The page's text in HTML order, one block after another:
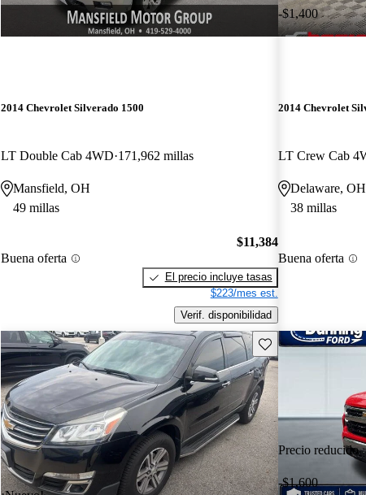
2014 Chevrolet Silverado 1500
LT Double Cab 4WD 171,962 millas
Mansfield, OH
49 millas
Buena oferta
$11,384
El precio incluye tasas
$223/mes est.
Verif. disponibilidad
-$1,400
2014 Chevrolet
LT Crew Cab
Delaware, OH
38 millas
Buena oferta
Guarda este Aviso
Precio reducido
-$1,600